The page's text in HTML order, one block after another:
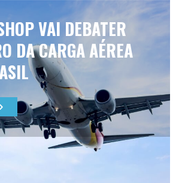
VAI DEBATER
DA CARGA AÉREA